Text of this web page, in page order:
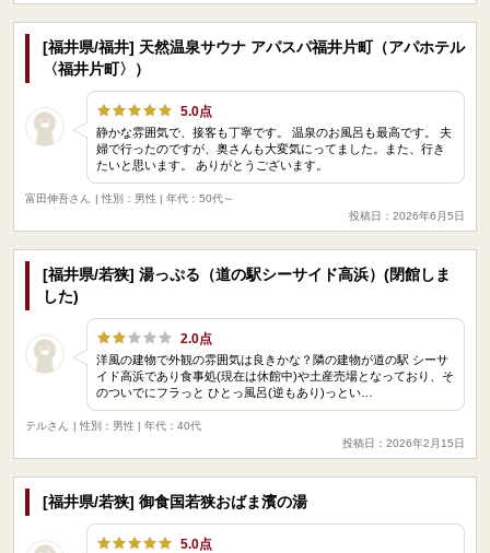
[福井県/福井] 天然温泉サウナ アパスパ福井片町（アパホテル
〈福井片町〉）
5.0点
静かな雰囲気で、接客も丁寧です。 温泉のお風呂も最高です。 夫
婦で行ったのですが、奥さんも大変気にってました。また、行き
たいと思います。 ありがとうございます。
富田伸吾さん
| 性別：男性 | 年代：50代～
投稿日：2026年6月5日
[福井県/若狭] 湯っぷる（道の駅シーサイド高浜）(閉館しま
した)
2.0点
洋風の建物で外観の雰囲気は良きかな？隣の建物が道の駅 シーサ
イド高浜であり食事処(現在は休館中)や土産売場となっており、そ
のついでにフラっと ひとっ風呂(逆もあり)っとい…
テルさん
| 性別：男性 | 年代：40代
投稿日：2026年2月15日
[福井県/若狭] 御食国若狭おばま濱の湯
5.0点